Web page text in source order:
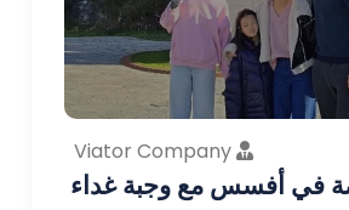
في أفسس مع وجبة غداء